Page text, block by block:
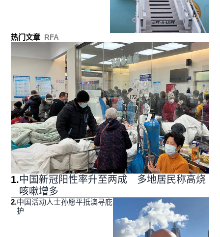
热门文章 RFA
1.中国新冠阳性率升至两成 多地居民称高烧
咳嗽增多
2.中国活动人士孙愿平抵澳寻庇
护